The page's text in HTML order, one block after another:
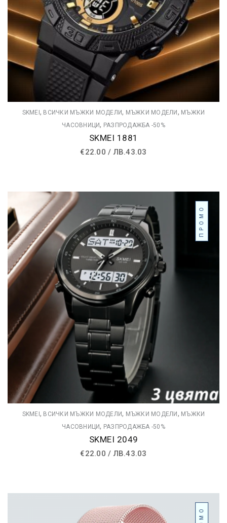
SKMEI , ВСИЧКИ МЪЖКИ МОДЕЛИ, МЪЖКИ МОДЕЛИ , МЪЖКИ
ЧАСОВНИЦИ, РАЗПРОДАЖБА -50%
SKMEI 1881
€22.00 /ЛВ.43.03
ПРОМО
SKMEI , ВСИЧКИ МЪЖКИ МОДЕЛИ, МЪЖКИ МОДЕЛИ , МЪЖКИ
ЧАСОВНИЦИ, РАЗПРОДАЖБА -50%
SKMEI 2049
€22.00 /ЛВ.43.03
ПРОМО